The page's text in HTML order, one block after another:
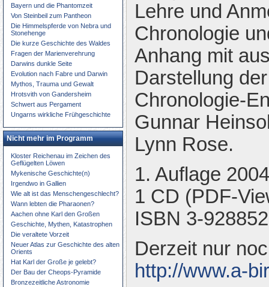
Lehre und
Chronologie
Anhang mit
Darstellung
Chronologie-
Gunnar
Lynn Rose.
1. Auflage
1 CD (PDF-
ISBN 3-
Derzeit nur
http://www.a-
Bayern und die Phantomzeit
Von Steinbeil zum Pantheon
Die Himmelspferde von Nebra und
Stonehenge
Die kurze Geschichte des Waldes
Fragen der Marienverehrung
Darwins dunkle Seite
Evolution nach Fabre und Darwin
Mythos, Trauma und Gewalt
Hrotsvith von Gandersheim
Schwert aus Pergament
Ungarns wirkliche Frühgeschichte
Nicht mehr im Programm
Kloster Reichenau im Zeichen des
Geflügelten Löwen
Mykenische Geschichte(n)
Irgendwo in Gallien
Wie alt ist das Menschengeschlecht?
Wann lebten die Pharaonen?
Aachen ohne Karl den Großen
Geschichte, Mythen, Katastrophen
Die veraltete Vorzeit
Neuer Atlas zur Geschichte des alten
Orients
Hat Karl der Große je gelebt?
Der Bau der Cheops-Pyramide
Bronzezeitliche Astronomie